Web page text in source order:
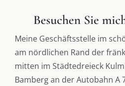
Besuchen Sie
Meine Geschäftsstelle im
am nördlichen Rand der
mitten im Städtedreieck
Bamberg an der Autobahn A